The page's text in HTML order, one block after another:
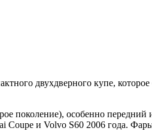
двухдверного купе,
поколение), особенно
Coupe и Volvo S60 2006 года.